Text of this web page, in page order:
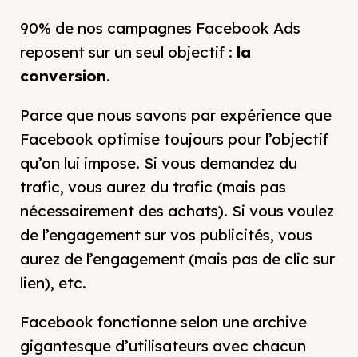
90% de nos campagnes Facebook Ads
reposent sur un seul objectif : la
conversion.
Parce que nous savons par expérience que
Facebook optimise toujours pour l’objectif
qu’on lui impose. Si vous demandez du
trafic, vous aurez du trafic (mais pas
nécessairement des achats). Si vous voulez
de l’engagement sur vos publicités, vous
aurez de l’engagement (mais pas de clic sur
lien), etc.
Facebook fonctionne selon une archive
gigantesque d’utilisateurs avec chacun